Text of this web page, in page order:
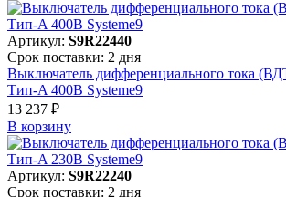
Артикул: S9R22440
Срок поставки: 2 дня
Выключатель дифференциального тока
Тип-A 400В Systeme9
13 237 ₽
В корзинy
Артикул: S9R22240
Срок поставки: 2 дня